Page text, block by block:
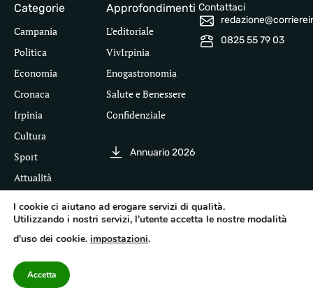
Categorie
Campania
Politica
Economia
Cronaca
Irpinia
Cultura
Sport
Attualità
Approfondimenti
L’editoriale
VivIrpinia
Enogastronomia
Salute e Benessere
Confidenziale
Annuario 2026
Contattaci
0825 55 79 03
Segui il Corriere dell'Irpinia
I cookie ci aiutano ad erogare servizi di qualità.
Utilizzando i nostri servizi, l'utente accetta le nostre modalità
d'uso dei cookie. impostazioni.
Accetta